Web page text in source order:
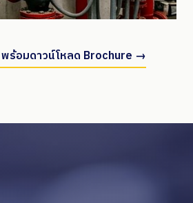
ร้อมดาวน์โหลด Brochure →